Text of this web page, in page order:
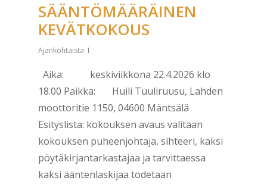
SÄÄNTÖMÄÄRÄINEN
KEVÄTKOKOUS
Ajankohtaista
Aika: keskiviikkona 22.4.2026 klo
18.00 Paikka: Huili Tuuliruusu, Lahden
moottoritie 1150, 04600 Mäntsälä
Esityslista: kokouksen avaus valitaan
kokouksen puheenjohtaja, sihteeri, kaksi
pöytäkirjantarkastajaa ja tarvittaessa
kaksi ääntenlaskijaa todetaan